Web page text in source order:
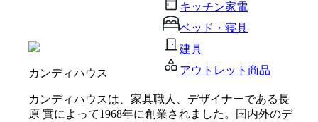
キッチン家電
ベッド・寝具
建具
アウトレット商品
カンディハウス
カンディハウスは、家具職人、デザイナーである長
原 實によって1968年に創業されました。国内外のデ